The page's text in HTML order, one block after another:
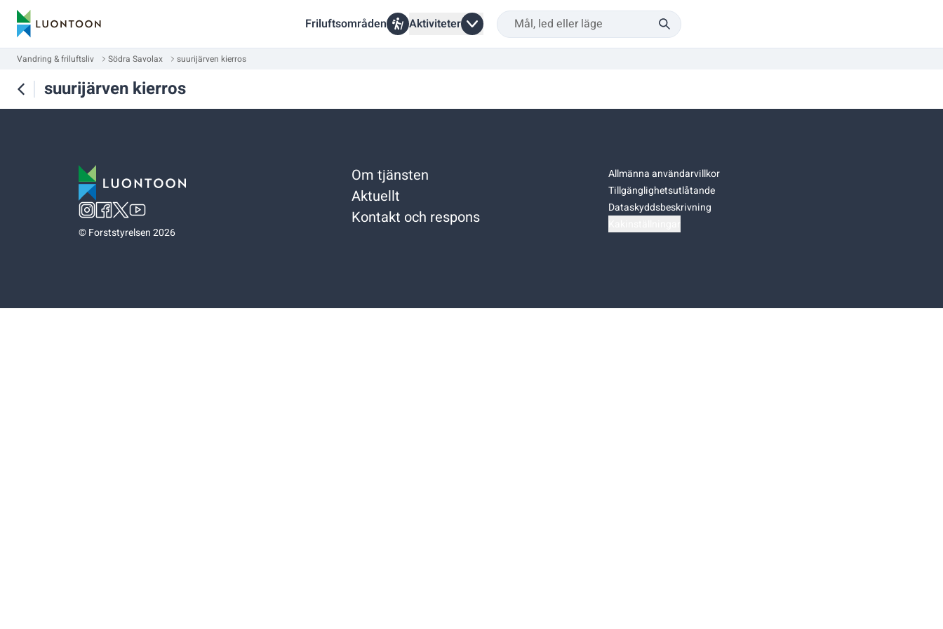
Friluftsområden Aktiviteter
Vandring & friluftsliv Södra Savolax suurijärven kierros
suurijärven kierros
©Forststyrelsen 2026
Om tjänsten
Aktuellt
Kontakt och respons
Allmänna användarvillkor
Tillgänglighetsutlåtande
Dataskyddsbeskrivning